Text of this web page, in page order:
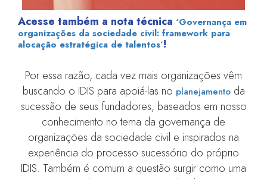
Acesse também a nota técnica ‘Governança em
organizações da sociedade civil: framework para
alocação estratégica de talentos’!
Por essa razão, cada vez mais organizações vêm
buscando o IDIS para apoiá-las no planejamentoda
sucessão de seus fundadores, baseados em nosso
conhecimento no tema da governança de
organizações da sociedade civil e inspirados na
experiência do processo sucessório do próprio
IDIS. Também é comum a questão surgir como uma